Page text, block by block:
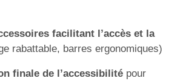
facilitant l’accès et la
rabattable, barres ergonomiques)
finale de l’accessibilitépour